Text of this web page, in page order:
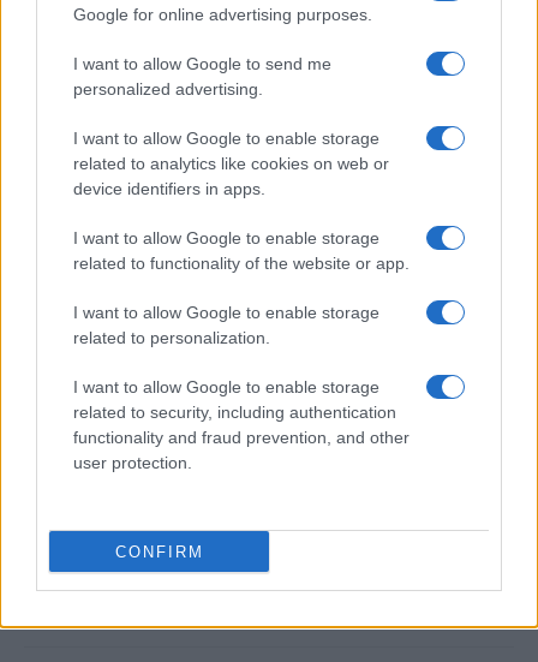
Google for online advertising purposes.
I want to allow Google to send me
personalized advertising.
I want to allow Google to enable storage
related to analytics like cookies on web or
device identifiers in apps.
I want to allow Google to enable storage
related to functionality of the website or app.
I want to allow Google to enable storage
related to personalization.
I want to allow Google to enable storage
related to security, including authentication
functionality and fraud prevention, and other
user protection.
CONFIRM
Paros de Groundforce afectan vuelos y
equipajes en Madrid, Barcelona y otros
aeropuertos
Huelga de Groundforce en 12 aeropuertos; conoce quiénes…
ECONOMÍA
Cómo medir la productividad por hora
trabajada y por trabajador